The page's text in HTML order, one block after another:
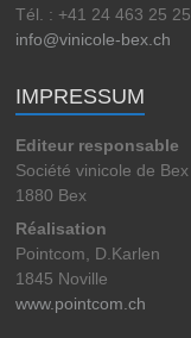
Tél. : +41 24 463 25 25
info@vinicole-bex.ch
IMPRESSUM
Editeur responsable
Société vinicole de Bex
1880 Bex
Réalisation
Pointcom, D.Karlen
1845 Noville
www.pointcom.ch